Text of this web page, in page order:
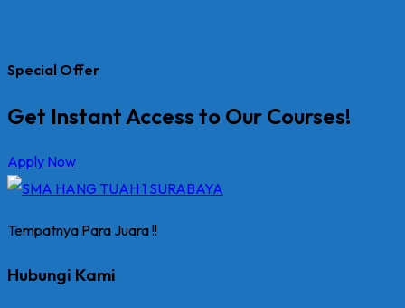
Special Offer
Get Instant Access to Our Courses!
Apply Now
Tempatnya Para Juara !!
Hubungi Kami